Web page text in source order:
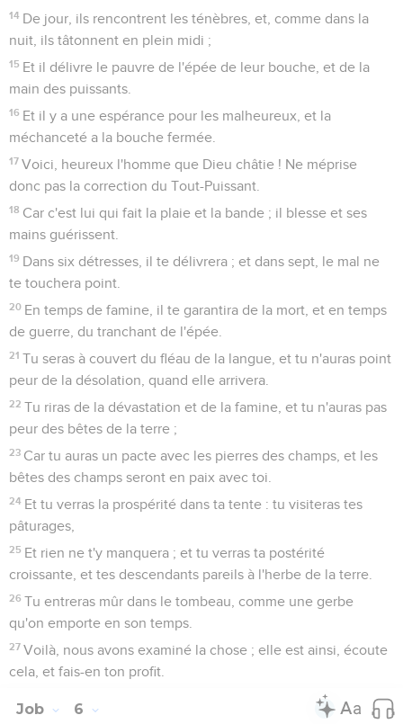
14 De jour, ils rencontrent les ténèbres, et, comme dans la
nuit, ils tâtonnent en plein midi ;
15 Et il délivre le pauvre de l'épée de leur bouche, et de la
main des puissants.
16 Et il y a une espérance pour les malheureux, et la
méchanceté a la bouche fermée.
17 Voici, heureux l'homme que Dieu châtie ! Ne méprise
donc pas la correction du Tout-Puissant.
18 Car c'est lui qui fait la plaie et la bande ; il blesse et ses
mains guérissent.
19 Dans six détresses, il te délivrera ; et dans sept, le mal ne
te touchera point.
20 En temps de famine, il te garantira de la mort, et en temps
de guerre, du tranchant de l'épée.
21 Tu seras à couvert du fléau de la langue, et tu n'auras point
peur de la désolation, quand elle arrivera.
22 Tu riras de la dévastation et de la famine, et tu n'auras pas
peur des bêtes de la terre ;
23 Car tu auras un pacte avec les pierres des champs, et les
bêtes des champs seront en paix avec toi.
24 Et tu verras la prospérité dans ta tente : tu visiteras tes
pâturages,
25 Et rien ne t'y manquera ; et tu verras ta postérité
croissante, et tes descendants pareils à l'herbe de la terre.
26 Tu entreras mûr dans le tombeau, comme une gerbe
qu'on emporte en son temps.
27 Voilà, nous avons examiné la chose ; elle est ainsi, écoute
cela, et fais-en ton profit.
Job 6